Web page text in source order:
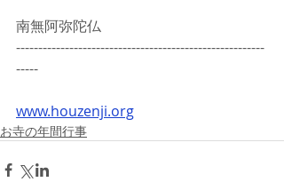
南無阿弥陀仏
--------------------------------------------------------
-----
www.houzenji.org
お寺の年間行事